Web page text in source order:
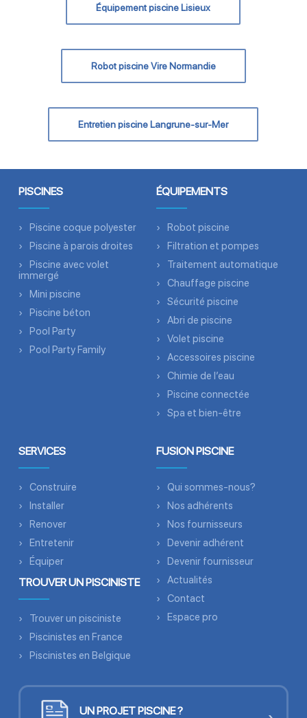
Équipement piscine Lisieux
Robot piscine Vire Normandie
Entretien piscine Langrune-sur-Mer
PISCINES
Piscine coque polyester
Piscine à parois droites
Piscine avec volet
immergé
Mini piscine
Piscine béton
Pool Party
Pool Party Family
ÉQUIPEMENTS
Robot piscine
Filtration et pompes
Traitement automatique
Chauffage piscine
Sécurité piscine
Abri de piscine
Volet piscine
Accessoires piscine
Chimie de l’eau
Piscine connectée
Spa et bien-être
SERVICES
Construire
Installer
Renover
Entretenir
Équiper
TROUVER UN PISCINISTE
Trouver un pisciniste
Piscinistes en France
Piscinistes en Belgique
FUSION PISCINE
Qui sommes-nous?
Nos adhérents
Nos fournisseurs
Devenir adhérent
Devenir fournisseur
Actualités
Contact
Espace pro
UN PROJET PISCINE ?